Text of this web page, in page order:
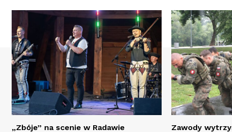
„Zbóje” na scenie w Radawie
Zawody